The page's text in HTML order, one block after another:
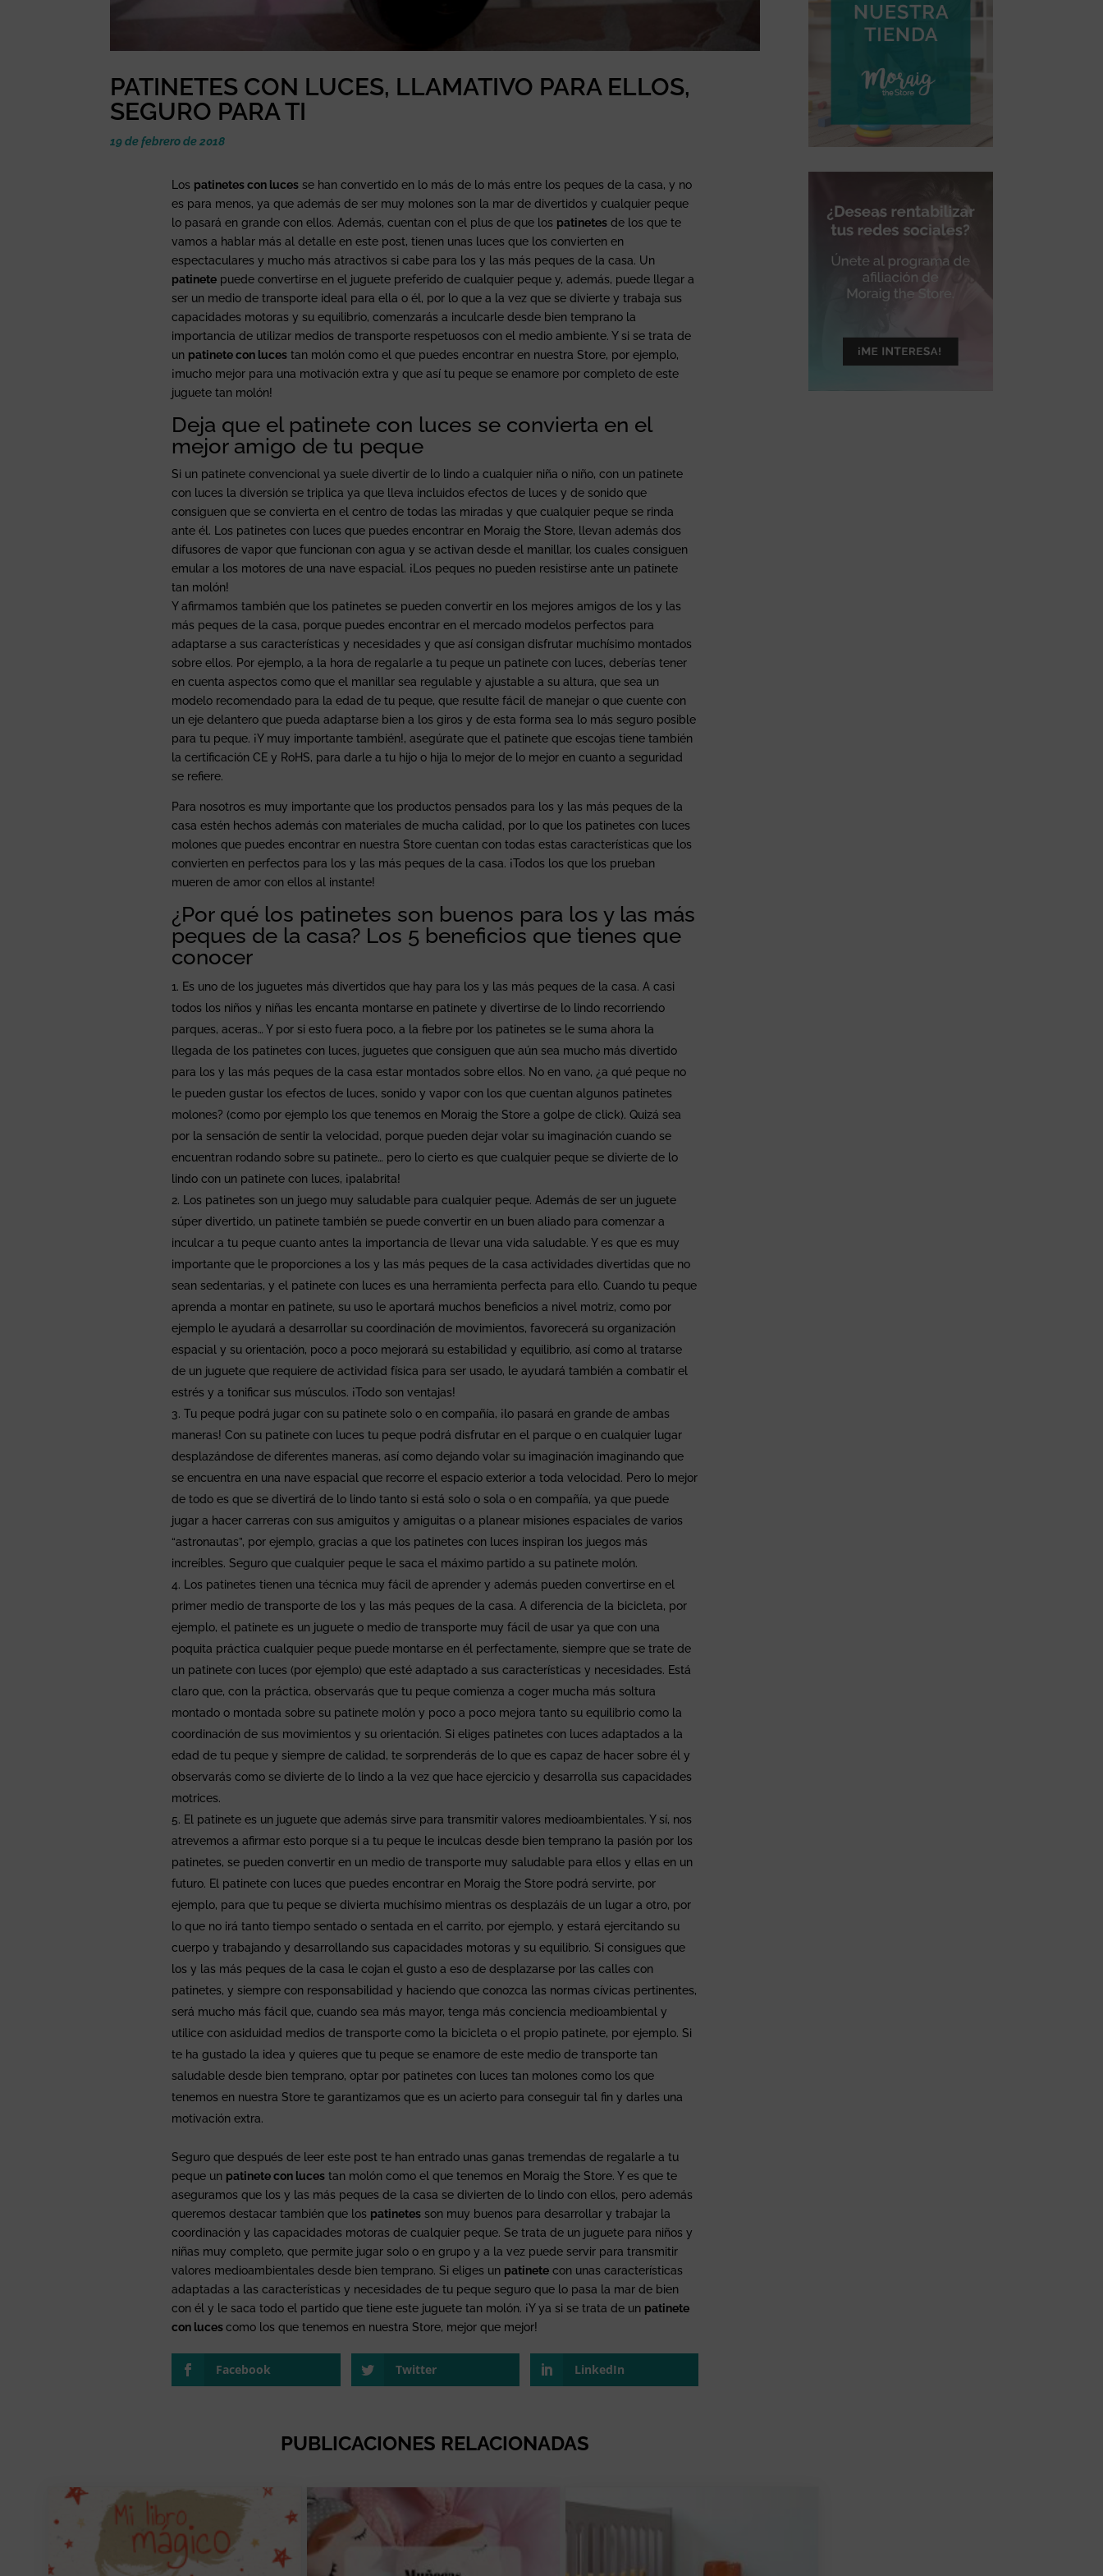
PATINETES CON LUCES, LLAMATIVO PARA ELLOS,
SEGURO PARA TI
19 de febrero de 2018
Los patinetes con luces se han convertido en lo más de lo más entre los peques de la casa, y no
es para menos, ya que además de ser muy molones son la mar de divertidos y cualquier peque
lo pasará en grande con ellos. Además, cuentan con el plus de que los patinetes de los que te
vamos a hablar más al detalle en este post, tienen unas luces que los convierten en
espectaculares y mucho más atractivos si cabe para los y las más peques de la casa. Un
patinete puede convertirse en el juguete preferido de cualquier peque y, además, puede llegar a
ser un medio de transporte ideal para ella o él, por lo que a la vez que se divierte y trabaja sus
capacidades motoras y su equilibrio, comenzarás a inculcarle desde bien temprano la
importancia de utilizar medios de transporte respetuosos con el medio ambiente. Y si se trata de
un patinete con luces tan molón como el que puedes encontrar en nuestra Store, por ejemplo,
¡mucho mejor para una motivación extra y que así tu peque se enamore por completo de este
juguete tan molón!
Deja que el patinete con luces se convierta en el
mejor amigo de tu peque
Si un patinete convencional ya suele divertir de lo lindo a cualquier niña o niño, con un patinete
con luces la diversión se triplica ya que lleva incluidos efectos de luces y de sonido que
consiguen que se convierta en el centro de todas las miradas y que cualquier peque se rinda
ante él. Los patinetes con luces que puedes encontrar en Moraig the Store, llevan además dos
difusores de vapor que funcionan con agua y se activan desde el manillar, los cuales consiguen
emular a los motores de una nave espacial. ¡Los peques no pueden resistirse ante un patinete
tan molón!
Y afirmamos también que los patinetes se pueden convertir en los mejores amigos de los y las
más peques de la casa, porque puedes encontrar en el mercado modelos perfectos para
adaptarse a sus características y necesidades y que así consigan disfrutar muchísimo montados
sobre ellos. Por ejemplo, a la hora de regalarle a tu peque un patinete con luces, deberías tener
en cuenta aspectos como que el manillar sea regulable y ajustable a su altura, que sea un
modelo recomendado para la edad de tu peque, que resulte fácil de manejar o que cuente con
un eje delantero que pueda adaptarse bien a los giros y de esta forma sea lo más seguro posible
para tu peque. ¡Y muy importante también!, asegúrate que el patinete que escojas tiene también
la certificación CE y RoHS, para darle a tu hijo o hija lo mejor de lo mejor en cuanto a seguridad
se refiere.
Para nosotros es muy importante que los productos pensados para los y las más peques de la
casa estén hechos además con materiales de mucha calidad, por lo que los patinetes con luces
molones que puedes encontrar en nuestra Store cuentan con todas estas características que los
convierten en perfectos para los y las más peques de la casa. ¡Todos los que los prueban
mueren de amor con ellos al instante!
¿Por qué los patinetes son buenos para los y las más
peques de la casa? Los 5 beneficios que tienes que
conocer
Es uno de los juguetes más divertidos que hay para los y las más peques de la casa. A casi
todos los niños y niñas les encanta montarse en patinete y divertirse de lo lindo recorriendo
parques, aceras… Y por si esto fuera poco, a la fiebre por los patinetes se le suma ahora la
llegada de los patinetes con luces, juguetes que consiguen que aún sea mucho más divertido
para los y las más peques de la casa estar montados sobre ellos. No en vano, ¿a qué peque no
le pueden gustar los efectos de luces, sonido y vapor con los que cuentan algunos patinetes
molones? (como por ejemplo los que tenemos en Moraig the Store a golpe de click). Quizá sea
por la sensación de sentir la velocidad, porque pueden dejar volar su imaginación cuando se
encuentran rodando sobre su patinete… pero lo cierto es que cualquier peque se divierte de lo
lindo con un patinete con luces, ¡palabrita!
Los patinetes son un juego muy saludable para cualquier peque. Además de ser un juguete
súper divertido, un patinete también se puede convertir en un buen aliado para comenzar a
inculcar a tu peque cuanto antes la importancia de llevar una vida saludable. Y es que es muy
importante que le proporciones a los y las más peques de la casa actividades divertidas que no
sean sedentarias, y el patinete con luces es una herramienta perfecta para ello. Cuando tu peque
aprenda a montar en patinete, su uso le aportará muchos beneficios a nivel motriz, como por
ejemplo le ayudará a desarrollar su coordinación de movimientos, favorecerá su organización
espacial y su orientación, poco a poco mejorará su estabilidad y equilibrio, así como al tratarse
de un juguete que requiere de actividad física para ser usado, le ayudará también a combatir el
estrés y a tonificar sus músculos. ¡Todo son ventajas!
Tu peque podrá jugar con su patinete solo o en compañía, ¡lo pasará en grande de ambas
maneras! Con su patinete con luces tu peque podrá disfrutar en el parque o en cualquier lugar
desplazándose de diferentes maneras, así como dejando volar su imaginación imaginando que
se encuentra en una nave espacial que recorre el espacio exterior a toda velocidad. Pero lo mejor
de todo es que se divertirá de lo lindo tanto si está solo o sola o en compañía, ya que puede
jugar a hacer carreras con sus amiguitos y amiguitas o a planear misiones espaciales de varios
“astronautas”, por ejemplo, gracias a que los patinetes con luces inspiran los juegos más
increíbles. Seguro que cualquier peque le saca el máximo partido a su patinete molón.
Los patinetes tienen una técnica muy fácil de aprender y además pueden convertirse en el
primer medio de transporte de los y las más peques de la casa. A diferencia de la bicicleta, por
ejemplo, el patinete es un juguete o medio de transporte muy fácil de usar ya que con una
poquita práctica cualquier peque puede montarse en él perfectamente, siempre que se trate de
un patinete con luces (por ejemplo) que esté adaptado a sus características y necesidades. Está
claro que, con la práctica, observarás que tu peque comienza a coger mucha más soltura
montado o montada sobre su patinete molón y poco a poco mejora tanto su equilibrio como la
coordinación de sus movimientos y su orientación. Si eliges patinetes con luces adaptados a la
edad de tu peque y siempre de calidad, te sorprenderás de lo que es capaz de hacer sobre él y
observarás como se divierte de lo lindo a la vez que hace ejercicio y desarrolla sus capacidades
motrices.
El patinete es un juguete que además sirve para transmitir valores medioambientales. Y sí, nos
atrevemos a afirmar esto porque si a tu peque le inculcas desde bien temprano la pasión por los
patinetes, se pueden convertir en un medio de transporte muy saludable para ellos y ellas en un
futuro. El patinete con luces que puedes encontrar en Moraig the Store podrá servirte, por
ejemplo, para que tu peque se divierta muchísimo mientras os desplazáis de un lugar a otro, por
lo que no irá tanto tiempo sentado o sentada en el carrito, por ejemplo, y estará ejercitando su
cuerpo y trabajando y desarrollando sus capacidades motoras y su equilibrio. Si consigues que
los y las más peques de la casa le cojan el gusto a eso de desplazarse por las calles con
patinetes, y siempre con responsabilidad y haciendo que conozca las normas cívicas pertinentes,
será mucho más fácil que, cuando sea más mayor, tenga más conciencia medioambiental y
utilice con asiduidad medios de transporte como la bicicleta o el propio patinete, por ejemplo. Si
te ha gustado la idea y quieres que tu peque se enamore de este medio de transporte tan
saludable desde bien temprano, optar por patinetes con luces tan molones como los que
tenemos en nuestra Store te garantizamos que es un acierto para conseguir tal fin y darles una
motivación extra.
Seguro que después de leer este post te han entrado unas ganas tremendas de regalarle a tu
peque un patinete con luces tan molón como el que tenemos en Moraig the Store. Y es que te
aseguramos que los y las más peques de la casa se divierten de lo lindo con ellos, pero además
queremos destacar también que los patinetes son muy buenos para desarrollar y trabajar la
coordinación y las capacidades motoras de cualquier peque. Se trata de un juguete para niños y
niñas muy completo, que permite jugar solo o en grupo y a la vez puede servir para transmitir
valores medioambientales desde bien temprano. Si eliges un patinete con unas características
adaptadas a las características y necesidades de tu peque seguro que lo pasa la mar de bien
con él y le saca todo el partido que tiene este juguete tan molón. ¡Y ya si se trata de un patinete
con lucescomo los que tenemos en nuestra Store, mejor que mejor!
Facebook Twitter LinkedIn
PUBLICACIONES RELACIONADAS